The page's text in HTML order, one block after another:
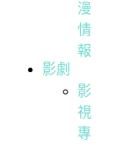
漫
情
報
影劇
影
視
專